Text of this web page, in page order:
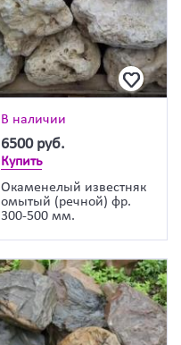
В наличии
6500 руб.
Купить
Окаменелый известняк
омытый (речной) фр.
300-500 мм.